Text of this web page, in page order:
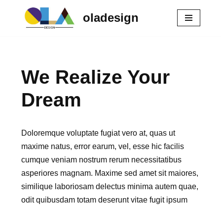
oladesign
We Realize Your
Dream
Doloremque voluptate fugiat vero at, quas ut
maxime natus, error earum, vel, esse hic facilis
cumque veniam nostrum rerum necessitatibus
asperiores magnam. Maxime sed amet sit maiores,
similique laboriosam delectus minima autem quae,
odit quibusdam totam deserunt vitae fugit ipsum